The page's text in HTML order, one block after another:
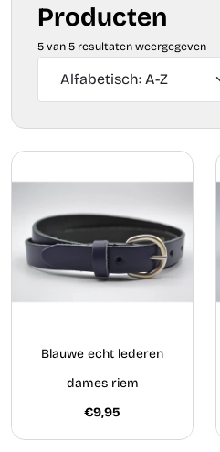
Producten
5 van 5 resultaten weergegeven
Blauwe echt lederen
dames riem
€9,95